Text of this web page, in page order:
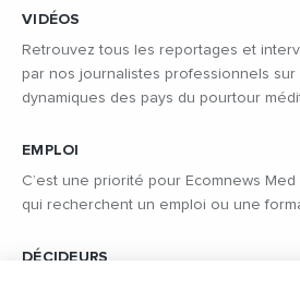
VIDÉOS
Retrouvez tous les reportages et
par nos journalistes professionnels sur
dynamiques des pays du pourtour
EMPLOI
C’est une priorité pour Ecomnews
qui recherchent un emploi ou une
DÉCIDEURS